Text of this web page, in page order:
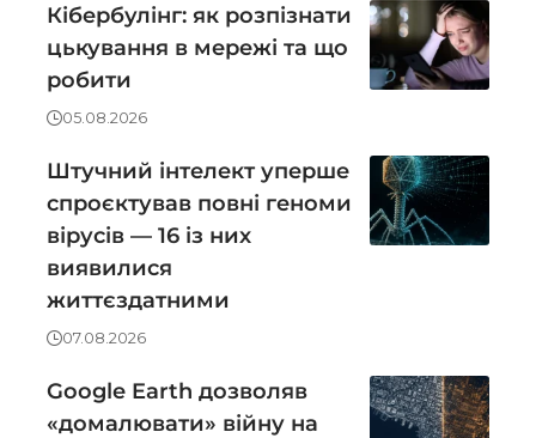
Кібербулінг: як розпізнати
цькування в мережі та що
робити
05.08.2026
Штучний інтелект уперше
спроєктував повні геноми
вірусів — 16 із них
виявилися
життєздатними
07.08.2026
Google Earth дозволяв
«домалювати» війну на